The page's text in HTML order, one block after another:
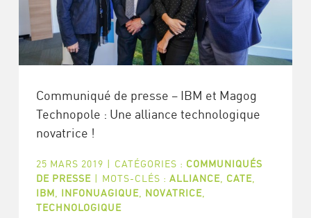
Communiqué de presse – IBM et Magog
Technopole : Une alliance technologique
novatrice !
25 MARS 2019 | CATÉGORIES : COMMUNIQUÉS
DE PRESSE | MOTS-CLÉS : ALLIANCE, CATE,
IBM
INFONUAGIQUE, NOVATRICE,
TECHNOLOGIQUE